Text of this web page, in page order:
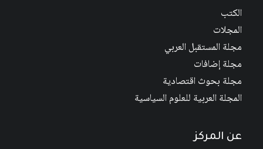
الكتب
المجلات
مجلة المستقبل العربي
مجلة إضافات
مجلة بحوث اقتصادية
المجلة العربية للعلوم السياسية
عن المركز